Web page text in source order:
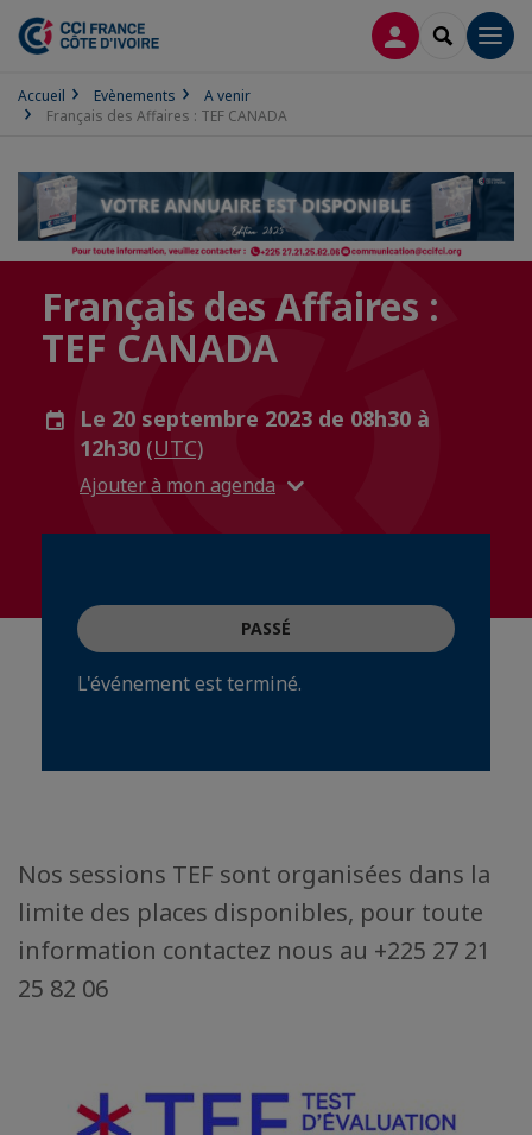
CONNEXION
Accueil Evènements
A venir
Français des Affaires : TEF CANADA
Français des Affaires :
TEF CANADA
Le 20 septembre 2023 de 08h30 à
12h30 (UTC)
Ajouter à mon agenda
PASSÉ
L'événement est terminé.
Nos sessions TEF sont organisées dans la
limite des places disponibles, pour toute
information contactez nous au +225 27 21
25 82 06